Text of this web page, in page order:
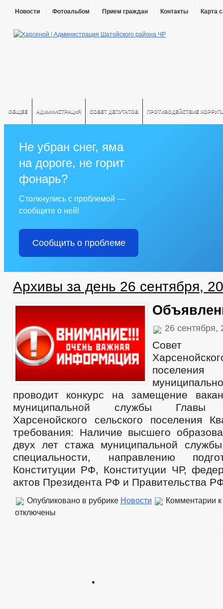
Новости Фотоальбом Прием граждан Контакты Карта
ОБЩЕЕ АДМИНИСТРАЦИЯ СОВЕТ ДЕПУТАТОВ ПРОТИВОДЕЙСТВИЕ
Не убран снег, яма
на дороге, не горит
фонарь?
Столкнулись с проблемой —
сообщите о ней!
Сообщить о проблеме
Архивы за день 26 сентября,
26 сентября,
Совет
проводит конкурс на замещение
муниципальной службы Главы
Харсенойского сельского поселения
требования: Наличие высшего
двух лет стажа муниципальной
специальности, направлению
Конституции РФ, Конституции ЧР,
актов Президента РФ и Правительства
Опубликовано в рубрике Новости Комментарии
отключены